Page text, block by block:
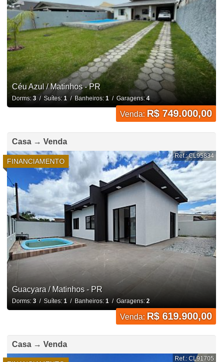
Céu Azul / Matinhos - PR
Dorms: 3/ Suítes:1 / Banheiros: 1 / Garagens:4
Venda: R$ 749.000,00
Casa → Venda
FINANCIAMENTO
Ref.: CL95834
Guacyara / Matinhos - PR
Dorms: 3/ Suítes: 1/ Banheiros: 1/ Garagens: 2
Venda: R$ 619.900,00
Casa → Venda
Ref.: CL91705